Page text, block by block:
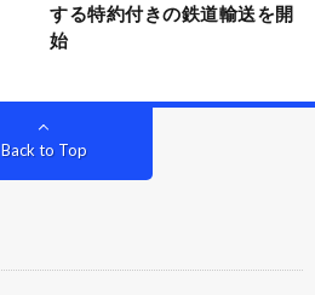
する特約付きの鉄道輸送を開
始
Back to Top